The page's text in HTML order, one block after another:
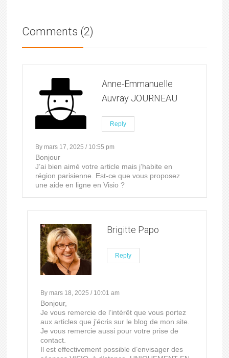
Comments (2)
Anne-Emmanuelle
Auvray JOURNEAU
Reply
By mars 17, 2025 / 10:55 pm
Bonjour
J’ai bien aimé votre article mais j’habite en
région parisienne. Est-ce que vous proposez
une aide en ligne en Visio ?
Brigitte Papo
Reply
By mars 18, 2025 / 10:01 am
Bonjour,
Je vous remercie de l’intérêt que vous portez
aux articles que j’écris sur le blog de mon site.
Je vous remercie aussi pour votre prise de
contact.
Il est effectivement possible d’envisager des